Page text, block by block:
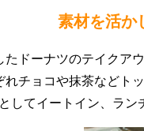
素材を活か
ドーナツのテイクア
チョコや抹茶などト
てイートイン、ラン